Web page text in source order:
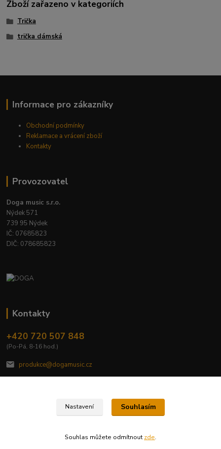
Zboží zařazeno v kategoriích
Trička
trička dámská
Informace pro zákazníky
Obchodní podmínky
Reklamace a vrácení zboží
Kontakty
Provozovatel
Doga music s.r.o.
Nýdek 571
739 95 Nýdek
IČ: 07685823
DIČ: 078685823
Kontakty
+420 720 507 848
(Po-Pá, 8-16 hod.)
produkce@dogamusic.cz
2022 © DOGA MUSIC, s.r.o.
Nastavení Souhlasím
Souhlas můžete odmítnout zde.